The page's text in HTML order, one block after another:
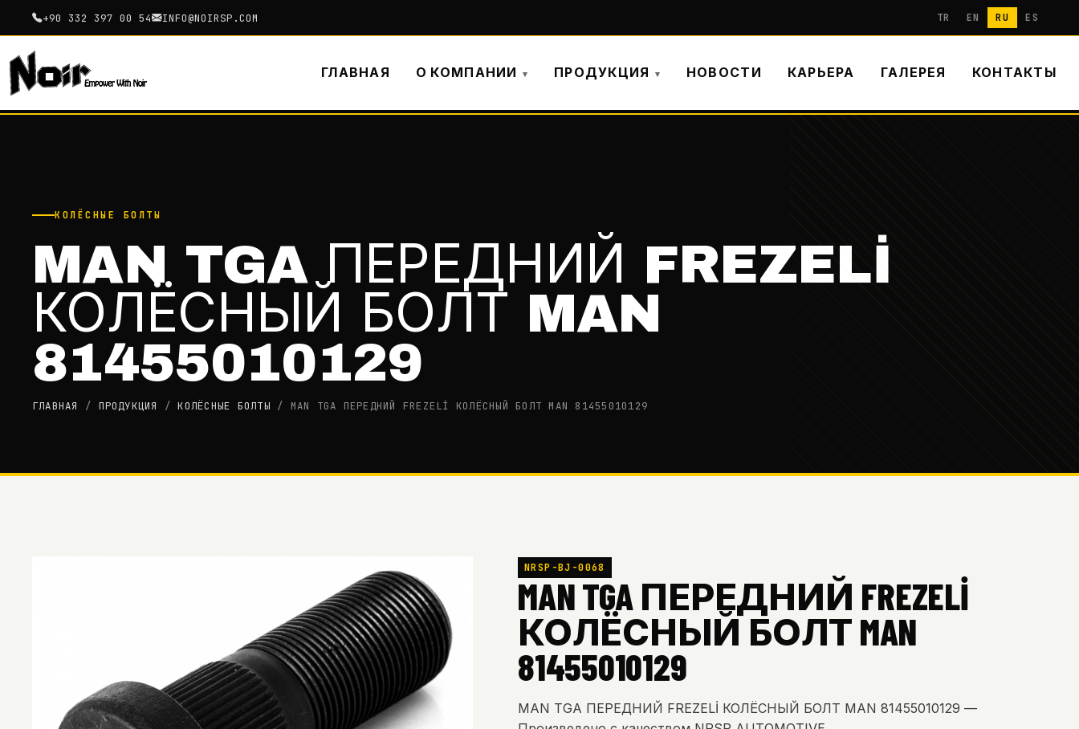
+90 332 397 00 54 INFO@NOIRSP.COM TR EN RU ES
ГЛАВНАЯ О КОМПАНИИ ПРОДУКЦИЯ НОВОСТИ КАРЬЕРА ГАЛЕРЕЯ КОНТАКТЫ
КОЛЁСНЫЕ БОЛТЫ
MAN TGA ПЕРЕДНИЙ FREZELİ
КОЛЁСНЫЙ БОЛТ MAN
81455010129
ГЛАВНАЯ / ПРОДУКЦИЯ /КОЛЁСНЫЕ БОЛТЫ / MAN TGA ПЕРЕДНИЙ FREZELİ КОЛЁСНЫЙ БОЛТ MAN 81455010129
NRSP-BJ-0068
MAN TGA ПЕРЕДНИЙ FREZELİ
КОЛЁСНЫЙ БОЛТ MAN
81455010129
MAN TGA ПЕРЕДНИЙ FREZELİ КОЛЁСНЫЙ БОЛТ MAN 81455010129 —